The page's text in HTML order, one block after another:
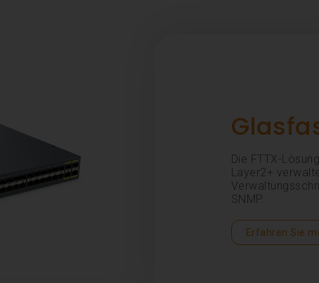
Die FTTX-
Layer2+
SNMP.
Erfahren Sie